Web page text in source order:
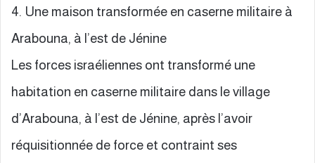
4. Une maison transformée en caserne militaire à
Arabouna, à l’est de Jénine
Les forces israéliennes ont transformé une
habitation en caserne militaire dans le village
d’Arabouna, à l’est de Jénine, après l’avoir
réquisitionnée de force et contraint ses